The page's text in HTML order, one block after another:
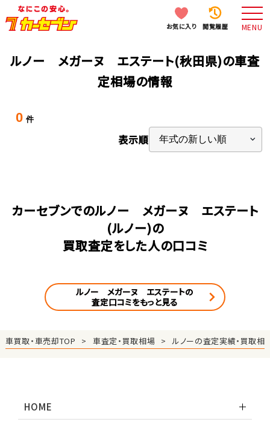
お気に入り 閲覧履歴 MENU
ルノー メガーヌ エステート(秋田県)の車査
定相場の情報
0 件
表示順
カーセブンでのルノー メガーヌ エステート
(ルノー)の
買取査定をした人の口コミ
ルノー メガーヌ エステートの
査定口コミをもっと見る
車買取・車売却TOP 車査定・買取相場 ルノーの査定実績・買取相
HOME